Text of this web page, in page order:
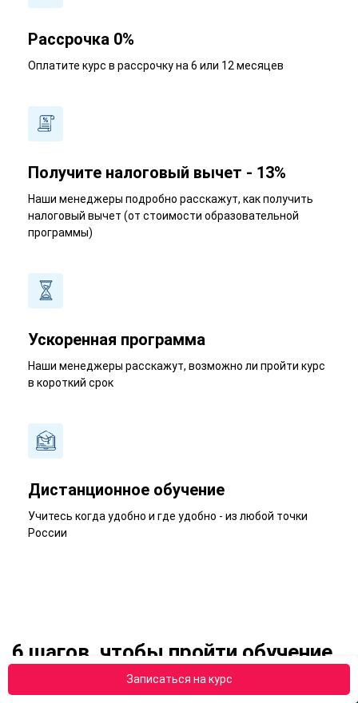
Записаться на курс
Рассрочка 0%
Оплатите курс в рассрочку на 6 или 12 месяцев
Получите налоговый вычет - 13%
Наши менеджеры подробно расскажут, как получить
налоговый вычет (от стоимости образовательной
программы)
Ускоренная программа
Наши менеджеры расскажут, возможно ли пройти курс
в короткий срок
Дистанционное обучение
Учитесь когда удобно и где удобно - из любой точки
России
6 шагов, чтобы пройти обучение